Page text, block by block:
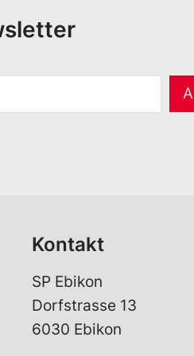
Kontakt
SP Ebikon
Dorfstrasse 13
6030 Ebikon